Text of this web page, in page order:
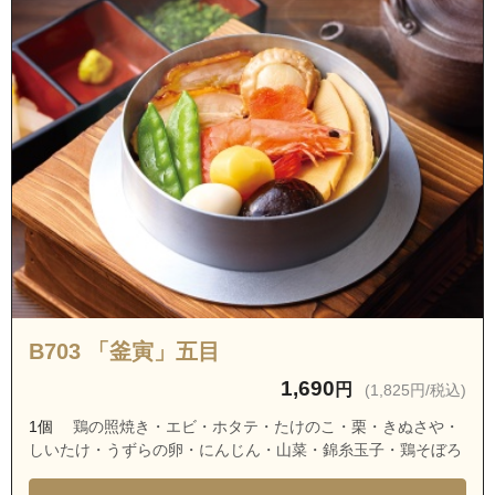
B703 「釜寅」五目
1,690 円 (1,825円/税込)
1個
鶏の照焼き・エビ・ホタテ・たけのこ・栗・きぬさや・
しいたけ・うずらの卵・にんじん・山菜・錦糸玉子・鶏そぼろ